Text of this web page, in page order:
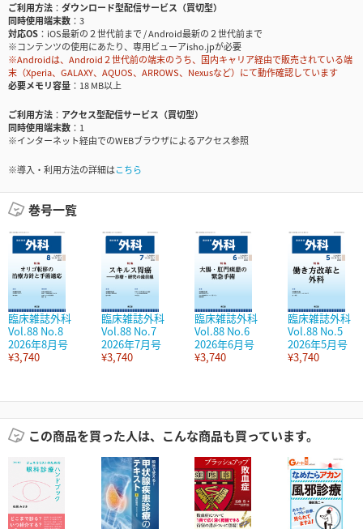
ご利用方法
ダウンロード型配信サービス（買切型）
同時使用端末数
3
対応OS
iOS最新の２世代前まで / Android最新の２世代前まで
※コンテンツの使用にあたり、専用ビューアisho.jpが必要
※Androidは、Android２世代前の端末のうち、国内キャリア経由で販売されている端
末（Xperia、GALAXY、AQUOS、ARROWS、Nexusなど）にて動作確認しています
必要メモリ容量
18 MB以上
ご利用方法
アクセス型配信サービス（買切型）
同時使用端末数
1
※インターネット経由でのWEBブラウザによるアクセス参照
※導入・利用方法の詳細はこちら
巻号一覧
臨床雑誌外科
Vol.88 No.8
2026年8月号
¥3,740
臨床雑誌外科
Vol.88 No.7
2026年7月号
¥3,740
臨床雑誌外科
Vol.88 No.6
2026年6月号
¥3,740
臨床雑誌外科
Vol.88 No.5
2026年5月号
¥3,740
この商品を買った人は、こんな商品も買っています。